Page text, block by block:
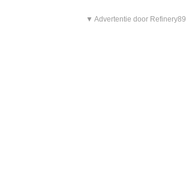
▼ Advertentie door Refinery89